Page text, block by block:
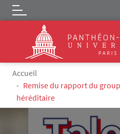
Aller au contenu principal
Logo
Fil d'Ariane
Accueil
Remise du rapport du
héréditaire